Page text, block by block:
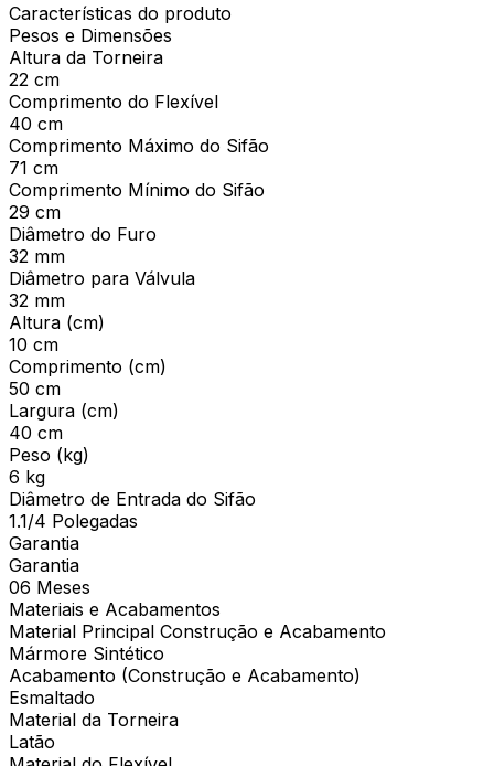
Características do produto
Pesos e Dimensões
Altura da Torneira
22 cm
Comprimento do Flexível
40 cm
Comprimento Máximo do Sifão
71 cm
Comprimento Mínimo do Sifão
29 cm
Diâmetro do Furo
32 mm
Diâmetro para Válvula
32 mm
Altura (cm)
10 cm
Comprimento (cm)
50 cm
Largura (cm)
40 cm
Peso (kg)
6 kg
Diâmetro de Entrada do Sifão
1.1/4 Polegadas
Garantia
Garantia
06 Meses
Materiais e Acabamentos
Material Principal Construção e Acabamento
Mármore Sintético
Acabamento (Construção e Acabamento)
Esmaltado
Material da Torneira
Latão